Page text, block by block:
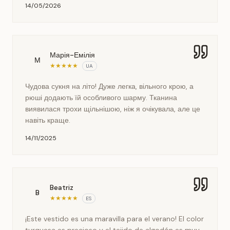
14/05/2026
М
Марія-Емілія
★★★★★ UA
Чудова сукня на літо! Дуже легка, вільного крою, а
рюші додають їй особливого шарму. Тканина
виявилася трохи щільнішою, ніж я очікувала, але це
навіть краще.
14/11/2025
B
Beatriz
★★★★★ ES
¡Este vestido es una maravilla para el verano! El color